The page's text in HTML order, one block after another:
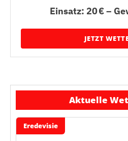
Einsatz: 20 € –
JETZT
Aktuelle
Eredevisie